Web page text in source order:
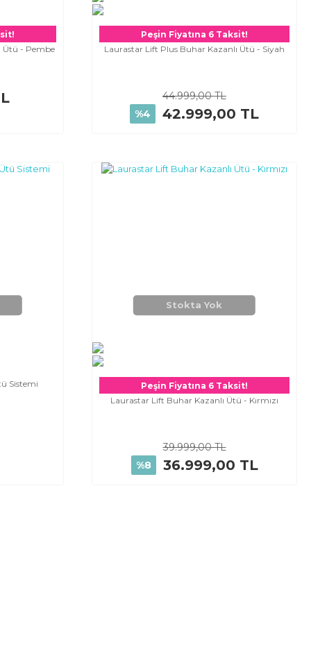
Ütü - Pembe
Peşin Fiyatına 6 Taksit!
Laurastar Lift Plus Buhar Kazanlı Ütü - Siyah
44.999,00 TL
%4
42.999,00 TL
Sistemi
Stokta Yok
Peşin Fiyatına 6 Taksit!
Laurastar Lift Buhar Kazanlı Ütü - Kırmızı
39.999,00 TL
%8
36.999,00 TL